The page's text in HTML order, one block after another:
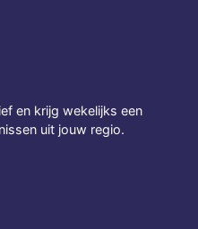
en krijg wekelijks een
uit jouw regio.